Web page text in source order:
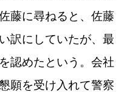
藤に尋ねると、佐藤
訳にしていたが、最
認めたという。会社
願を受け入れて警察